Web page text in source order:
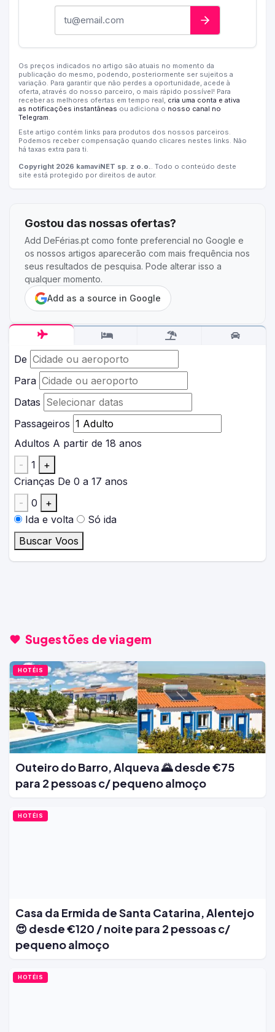
De
Para
Datas
Passageiros
Adultos A partir de 18 anos
-
1
+
Crianças De 0 a 17 anos
-
0
+
Ida e volta
Só ida
Buscar Voos
Os preços indicados no artigo são atuais no momento da
publicação do mesmo, podendo, posteriormente ser sujeitos a
variação. Para garantir que não perdes a oportunidade, acede à
oferta, através do nosso parceiro, o mais rápido possível! Para
receber as melhores ofertas em tempo real, cria uma conta e ativa
as notificações instantâneas ou adiciona o nosso canal no
Telegram.
Este artigo contém links para produtos dos nossos parceiros.
Podemos receber compensação quando clicares nestes links. Não
há taxas extra para ti.
Copyright 2026 kamaviNET sp. z o.o.. Todo o conteúdo deste
site está protegido por direitos de autor.
Gostou das nossas ofertas?
Add DeFérias.pt como fonte preferencial no Google e
os nossos artigos aparecerão com mais frequência nos
seus resultados de pesquisa. Pode alterar isso a
qualquer momento.
Add as a source in Google
Sugestões de viagem
HOTÉIS
Outeiro do Barro, Alqueva 🌄 desde €75
para 2 pessoas c/ pequeno almoço
HOTÉIS
Casa da Ermida de Santa Catarina, Alentejo
😍 desde €120 / noite para 2 pessoas c/
pequeno almoço
HOTÉIS